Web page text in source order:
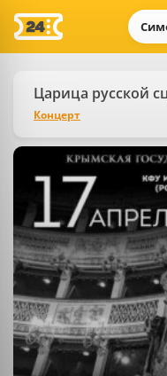
Царица русской
Концерт